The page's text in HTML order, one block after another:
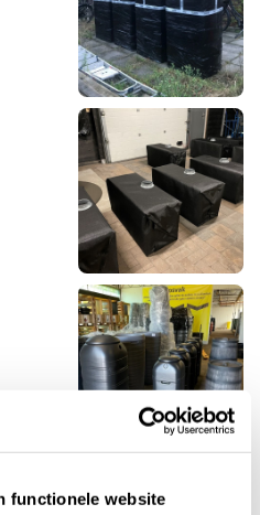
functionele website